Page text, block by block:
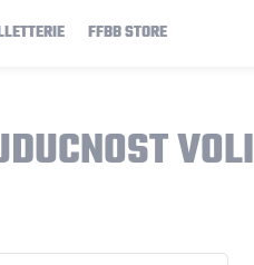
FFBB STORE
VOLI